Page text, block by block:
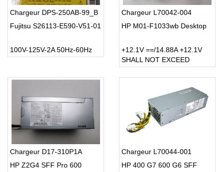
Chargeur DPS-250AB-99_B
Fujitsu S26113-E590-V51-01
100V-125V-2A 50Hz-60Hz
Chargeur L70042-004
HP M01-F1033wb Desktop
+12.1V ==/14.88A +12.1V
SHALL NOT EXCEED
Chargeur D17-310P1A
HP Z2G4 SFF Pro 600
Chargeur L70044-001
HP 400 G7 600 G6 SFF